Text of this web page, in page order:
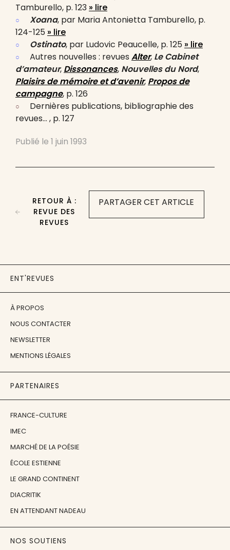
Tamburello, p. 123 » lire
Xoana, par Maria Antonietta Tamburello, p.
124-125 » lire
Ostinato, par Ludovic Peaucelle, p. 125 » lire
Autres nouvelles : revues Alter, Le Cabinet
d’amateur, Dissonances, Nouvelles du Nord,
Plaisirs de mémoire et d’avenir, Propos de
campagne, p. 126
Dernières publications, bibliographie des
revues… , p. 127
Publié le 1 juin 1993
PARTAGER CET ARTICLE
RETOUR À :
REVUE DES
REVUES
ENT'REVUES
À PROPOS
NOUS CONTACTER
NEWSLETTER
MENTIONS LÉGALES
PARTENAIRES
FRANCE-CULTURE
IMEC
MARCHÉ DE LA POÉSIE
ÉCOLE ESTIENNE
LE GRAND CONTINENT
DIACRITIK
EN ATTENDANT NADEAU
NOS SOUTIENS